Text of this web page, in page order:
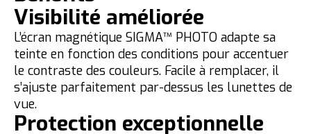
Visibilité améliorée
L’écran magnétique SIGMA™ PHOTO adapte sa
teinte en fonction des conditions pour accentuer
le contraste des couleurs. Facile à remplacer, il
s’ajuste parfaitement par-dessus les lunettes de
vue.
Protection exceptionnelle